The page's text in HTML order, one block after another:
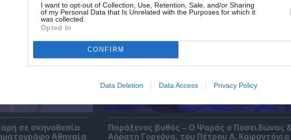
I want to opt-out of Collection, Use, Retention, Sale, and/or Sharing
of my Personal Data that Is Unrelated with the Purposes for which it
was collected.
Opted In
CONFIRM
Data Deletion Data Access Privacy Policy
σε σκηνοθεσία
Αθηναία
Παράξενος βυθός – Ο Ψαράς ο Ποσειδώνας
Αόρατη Γοργόνα, του Πέτρου Α.